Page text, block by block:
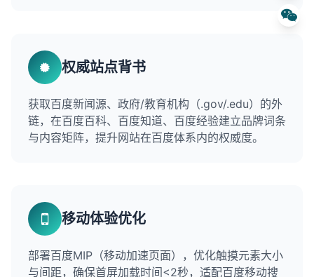
权威站点背书
获取百度新闻源、政府/教育机构（.gov/.edu）的外
链，在百度百科、百度知道、百度经验建立品牌词条
与内容矩阵，提升网站在百度体系内的权威度。
移动体验优化
部署百度MIP（移动加速页面），优化触摸元素大小
与间距，确保首屏加载时间<2秒，适配百度移动搜